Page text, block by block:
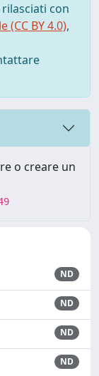
con
BY 4.0),
o creare un
ND
ND
ND
ND